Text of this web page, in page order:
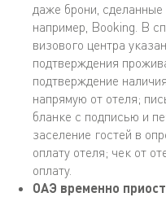
даже брони,
например, Booking. В
визового центра
подтверждения
подтверждение
напрямую от отеля;
бланке с подписью и
заселение гостей в
оплату отеля; чек от
оплату.
ОАЭ временно